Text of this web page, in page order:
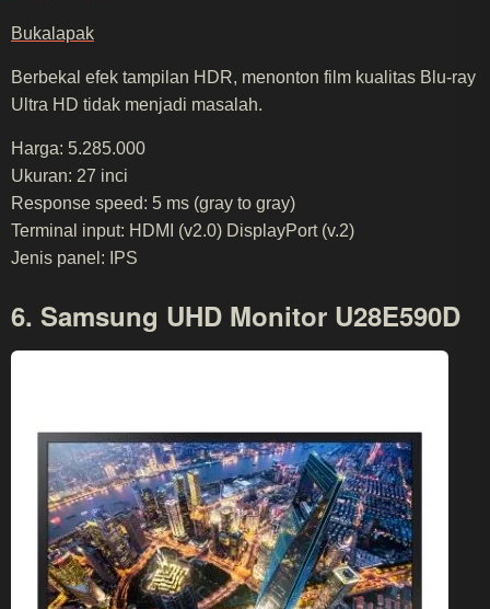
Bukalapak
Berbekal efek tampilan HDR, menonton film kualitas Blu-ray
Ultra HD tidak menjadi masalah.
Harga: 5.285.000
Ukuran: 27 inci
Response speed: 5 ms (gray to gray)
Terminal input: HDMI (v2.0) DisplayPort (v.2)
Jenis panel: IPS
6. Samsung UHD Monitor U28E590D